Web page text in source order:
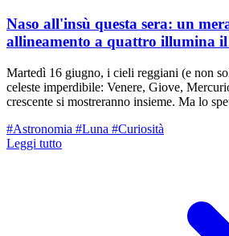
Naso all'insù questa sera: un
allineamento a quattro illumina
Martedì 16 giugno, i cieli reggiani (e non
celeste imperdibile: Venere, Giove,
crescente si mostreranno insieme. Ma lo
#Astronomia #Luna #Curiosità
Leggi tutto